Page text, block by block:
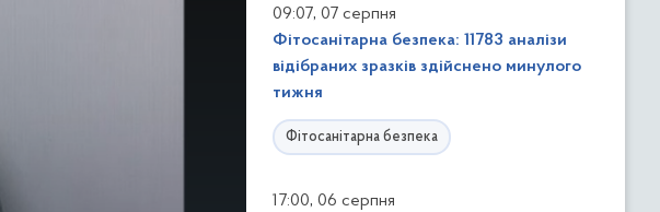
09:07, 07 серпня
Фітосанітарна безпека: 11783 аналізи
відібраних зразків здійснено минулого
тижня
Фітосанітарна безпека
17:00, 06 серпня